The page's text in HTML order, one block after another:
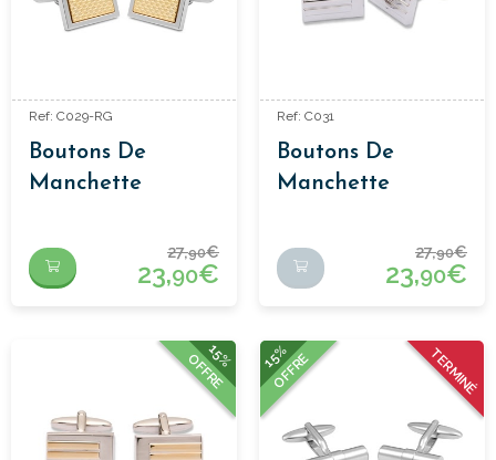
Ref: C029-RG
Boutons De
Manchette
27,90€
23,90€
Ref: C031
Boutons De
Manchette
27,90€
23,90€
15%
OFFRE TERMINÉ
15%
OFFRE